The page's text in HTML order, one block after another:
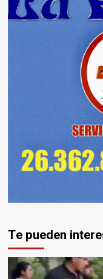
Te pueden